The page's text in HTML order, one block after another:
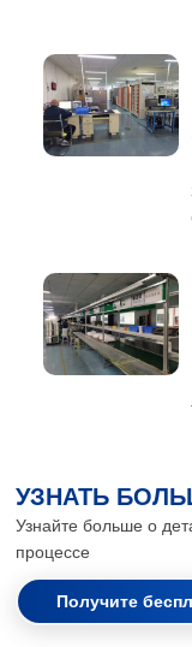
УЗНАТЬ
Узнайте больше о
процессе
Получите